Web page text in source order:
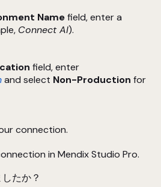
Namefield, enter a
Connect AI).
field, enter
and select Non-Production for
connection.
in Mendix Studio Pro.
たか？